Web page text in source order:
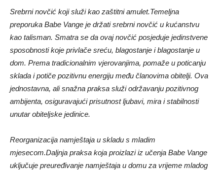
Srebrni novčić koji služi kao zaštitni amulet.Temeljna
preporuka Babe Vange je držati srebrni novčić u kućanstvu
kao talisman. Smatra se da ovaj novčić posjeduje jedinstvene
sposobnosti koje privlače sreću, blagostanje i blagostanje u
dom. Prema tradicionalnim vjerovanjima, pomaže u poticanju
sklada i potiče pozitivnu energiju među članovima obitelji. Ova
jednostavna, ali snažna praksa služi održavanju pozitivnog
ambijenta, osiguravajući prisutnost ljubavi, mira i stabilnosti
unutar obiteljske jedinice.
Reorganizacija namještaja u skladu s mladim
mjesecom.Daljnja praksa koja proizlazi iz učenja Babe Vange
uključuje preuređivanje namještaja u domu za vrijeme mladog